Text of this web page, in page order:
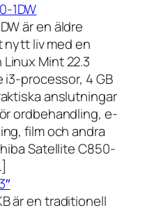
1DW
är en äldre
nytt liv med en
Mint 22.3
i3-processor, 4 GB
anslutningar
ordbehandling, e-
film och andra
Satellite C850-
är en traditionell